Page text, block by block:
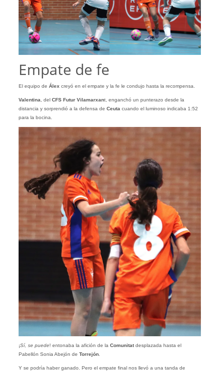
Empate de fe
El equipo de Álex creyó en el empate y la fe le condujo hasta la recompensa.
Valentina , del CFS Futur Vilamarxant, enganchó un punterazo desde la
distancia y sorprendió a la defensa de Ceuta cuando el luminoso indicaba 1:52
para la bocina.
¡Sí, se puede! entonaba la afición de la Comunitatdesplazada hasta el
Pabellón Sonia Abejón de Torrejón.
Y se podría haber ganado. Pero el empate final nos llevó a una tanda de